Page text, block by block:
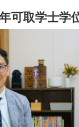
可取学士学